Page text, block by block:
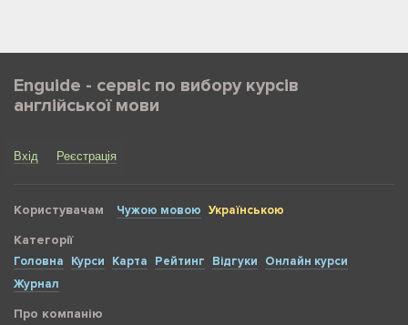
Enguide - сервіс по вибору курсів
англійської мови
Вхід Реєстрація
Користувачам Чужою мовою Українською
Категорії
Головна Курси Карта Рейтинг Відгуки
Онлайн курси
Журнал
Про компанію